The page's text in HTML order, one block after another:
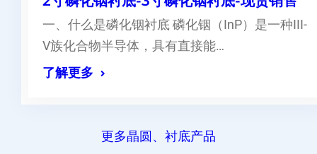
一、什么是磷化铟衬底 磷化铟（InP）是一种III-
V族化合物半导体，具有直接能…
了解更多
更多晶圆、衬底产品